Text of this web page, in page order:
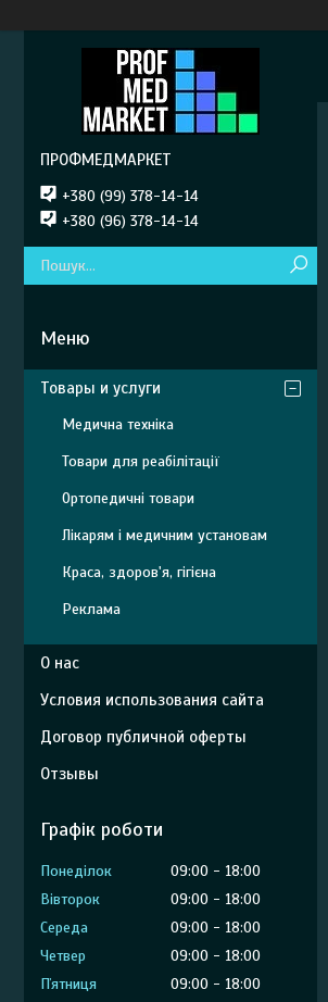
ПРОФМЕДМАРКЕТ
+380 (99) 378-14-14
+380 (96) 378-14-14
Товары и услуги
Медична техніка
Товари для реабілітації
Ортопедичні товари
Лікарям і медичним установам
Краса, здоров'я, гігієна
Реклама
О нас
Условия использования сайта
Договор публичной оферты
Отзывы
Графік роботи
Понеділок 09:00
18:00
Вівторок
09:00
18:00
Середа
09:00
18:00
Четвер
09:00
18:00
Пʼятниця
09:00
18:00